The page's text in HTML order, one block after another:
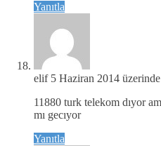
Yanıtla
elif 5 Haziran 2014
11880 turk telekom dıyor
mı gecıyor
Yanıtla